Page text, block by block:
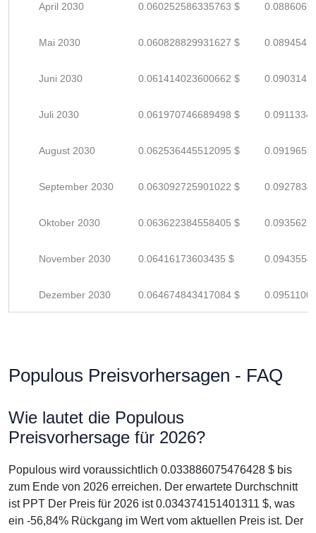
April 2030 0.060252586335763 $
Mai 2030 0.060828829931627 $
Juni 2030 0.061414023600662 $
Juli 2030 0.061970746689498 $
August 2030 0.062536445512095 $
September 2030 0.063092725901022 $
Oktober 2030 0.063622384558405 $
November 2030 0.06416173603435 $
Dezember 2030 0.064674843417084 $
Populous Preisvorhersagen - FAQ
Wie lautet die Populous
Preisvorhersage für 2026?
Populous wird voraussichtlich 0.033886075476428 $ bis
zum Ende von 2026 erreichen. Der erwartete Durchschnitt
ist PPT Der Preis für 2026 ist 0.034374151401311 $, was
ein -56,84% Rückgang im Wert vom aktuellen Preis ist. Der